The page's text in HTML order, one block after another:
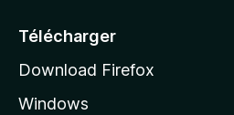
e
l
d
Télécharger
Download Firefox
Windows